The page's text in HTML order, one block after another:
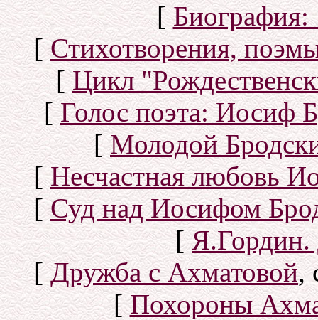
[Биография:
[Стихотворения,
[Цикл
[Голос поэта: Иосиф
[Молодой
[Несчастная любовь
[Суд над Иосифом
[Я.Гордин.
[Дружба с Ахматовой,
[Похороны